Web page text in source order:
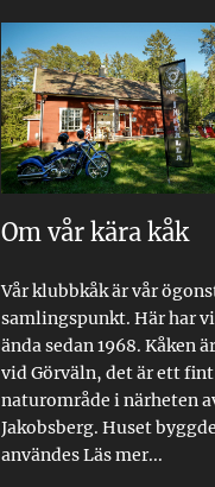
Om vår kära kåk
Vår klubbkåk är vår
samlingspunkt. Här har
ända sedan 1968. Kåken
vid Görväln, det är ett fint
naturområde i närheten
Jakobsberg. Huset
användesLäs mer...